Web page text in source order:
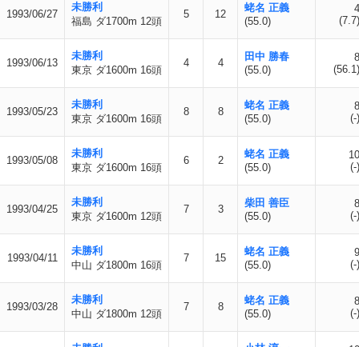
1993/06/27
未勝利
福島 ダ1700m 12頭
5 12
蛯名 正義
(55.0)
4
(7.7)
1993/06/13
未勝利
東京 ダ1600m 16頭
4 4
田中 勝春
(55.0)
8
(56.1)
1993/05/23
未勝利
東京 ダ1600m 16頭
8 8
蛯名 正義
(55.0)
8
(-)
1993/05/08
未勝利
東京 ダ1600m 16頭
6 2
蛯名 正義
(55.0)
10
(-)
1993/04/25
未勝利
東京 ダ1600m 12頭
7 3
柴田 善臣
(55.0)
8
(-)
1993/04/11
未勝利
中山 ダ1800m 16頭
7 15
蛯名 正義
(55.0)
9
(-)
1993/03/28
未勝利
中山 ダ1800m 12頭
7 8
蛯名 正義
(55.0)
8
(-)